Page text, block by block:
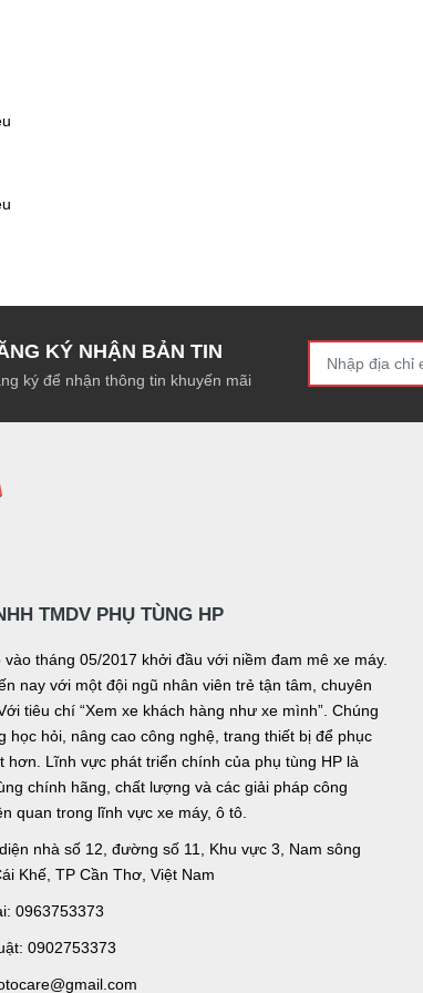
KÝ NHẬN BẢN TIN
ký để nhận thông tin khuyến mãi
TMDV PHỤ TÙNG HP
tháng 05/2017 khởi đầu với niềm đam mê xe máy.
nay với một đội ngũ nhân viên trẻ tận tâm, chuyên
tiêu chí “Xem xe khách hàng như xe mình”. Chúng
học hỏi, nâng cao công nghệ, trang thiết bị để phục
hơn. Lĩnh vực phát triển chính của phụ tùng HP là
chính hãng, chất lượng và các giải pháp công
quan trong lĩnh vực xe máy, ô tô.
nhà số 12, đường số 11, Khu vực 3, Nam sông
Khế, TP Cần Thơ, Việt Nam
0963753373
0902753373